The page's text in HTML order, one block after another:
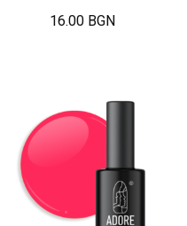
16.00 BGN